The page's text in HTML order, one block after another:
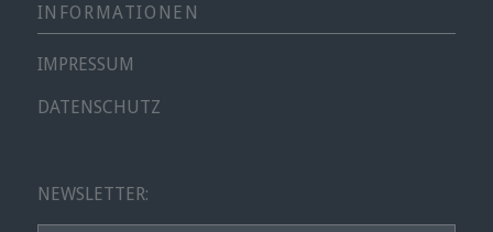
INFORMATIONEN
IMPRESSUM
DATENSCHUTZ
NEWSLETTER: